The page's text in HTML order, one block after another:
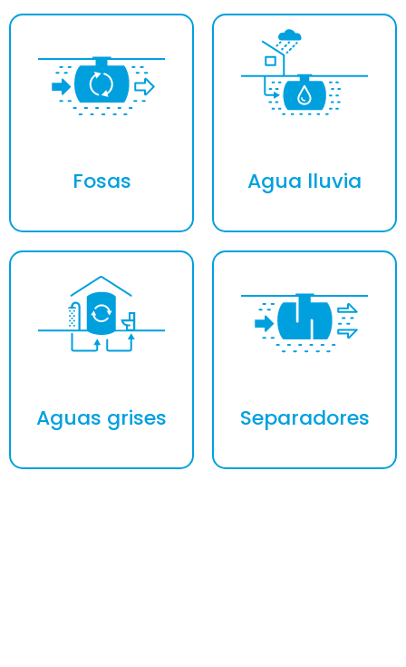
Fosas Agua lluvia
Aguas grises Separadores